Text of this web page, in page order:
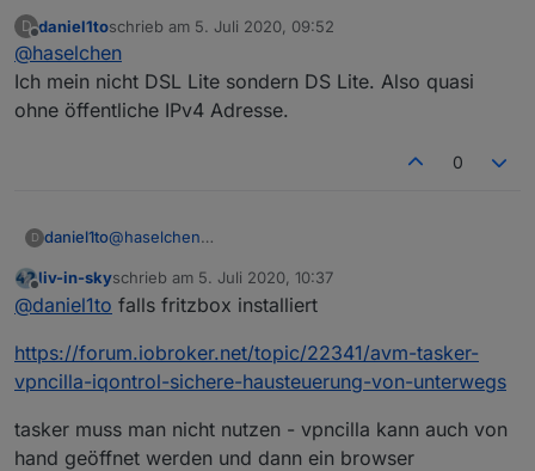
Mit DSL Lite kenne ich mich nicht aus.
Und auf der Fritzbox einen Benutzer für VPN
eingerichtet.
Klappt 1a und immer zuverlässig.
D
Offline
daniel1toschrieb am 5. Juli 2020, 09:52
zuletzt editiert von
@haselchen
Ich mein nicht DSL Lite sondern DS Lite. Also quasi
ohne öffentliche IPv4 Adresse.
0
D daniel1to@haselchen
ohne öffentliche IPv4 Adresse.
Offline
liv-in-skyschrieb am 5. Juli 2020, 10:37
zuletzt editiert von
@daniel1to falls fritzbox installiert
https://forum.iobroker.net/topic/22341/avm-tasker-
vpncilla-iqontrol-sichere-hausteuerung-von-unterwegs
tasker muss man nicht nutzen - vpncilla kann auch von
hand geöffnet werden und dann ein browser